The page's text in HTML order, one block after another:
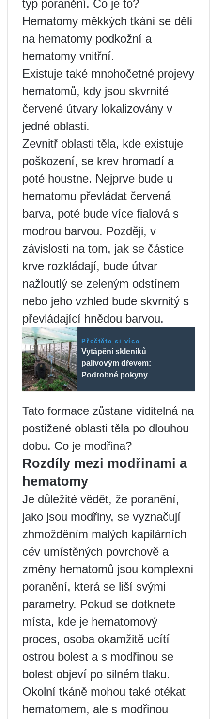
typ poranění. Co je to?
Hematomy měkkých tkání se dělí
na hematomy podkožní a
hematomy vnitřní.
Existuje také mnohočetné projevy
hematomů, kdy jsou skvrnité
červené útvary lokalizovány v
jedné oblasti.
Zevnitř oblasti těla, kde existuje
poškození, se krev hromadí a
poté houstne. Nejprve bude u
hematomu převládat červená
barva, poté bude více fialová s
modrou barvou. Později, v
závislosti na tom, jak se částice
krve rozkládají, bude útvar
nažloutlý se zeleným odstínem
nebo jeho vzhled bude skvrnitý s
převládající hnědou barvou.
Přečtěte si více
Vytápění skleníků
palivovým dřevem:
Podrobné pokyny
Tato formace zůstane viditelná na
postižené oblasti těla po dlouhou
dobu. Co je modřina?
Rozdíly mezi modřinami a
hematomy
Je důležité vědět, že poranění,
jako jsou modřiny, se vyznačují
zhmožděním malých kapilárních
cév umístěných povrchově a
změny hematomů jsou komplexní
poranění, která se liší svými
parametry. Pokud se dotknete
místa, kde je hematomový
proces, osoba okamžitě ucítí
ostrou bolest a s modřinou se
bolest objeví po silném tlaku.
Okolní tkáně mohou také otékat
hematomem, ale s modřinou